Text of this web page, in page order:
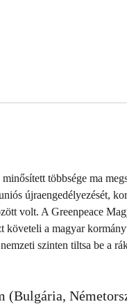
többsége ma
újraengedélyezését,
volt. A Greenpeace
követeli a magyar
szinten tiltsa be a
(Bulgária,